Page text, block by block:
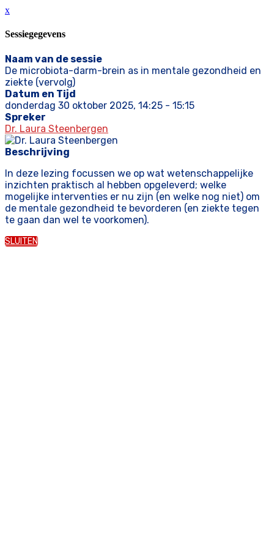
x
Sessiegegevens
Naam van de sessie
De microbiota-darm-brein as in mentale gezondheid en
ziekte (vervolg)
Datum en Tijd
donderdag 30 oktober 2025, 14:25 - 15:15
Spreker
Dr. Laura Steenbergen
Beschrijving
In deze lezing focussen we op wat wetenschappelijke
inzichten praktisch al hebben opgeleverd; welke
mogelijke interventies er nu zijn (en welke nog niet) om
de mentale gezondheid te bevorderen (en ziekte tegen
te gaan dan wel te voorkomen).
SLUITEN